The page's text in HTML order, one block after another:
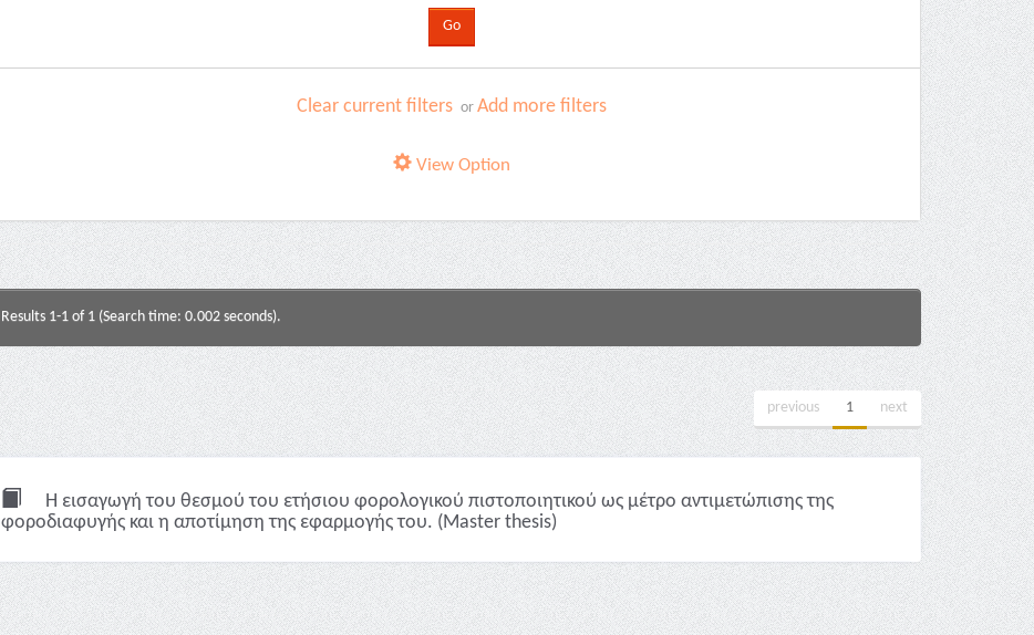
Clear current filters orAdd more filters
View Option
Results 1-1 of 1 (Search time: 0.002 seconds).
previous 1 next
Η εισαγωγή του θεσμού του ετήσιου φορολογικού πιστοποιητικού ως μέτρο αντιμετώπισης της
φοροδιαφυγής και η αποτίμηση της εφαρμογής του. (Master thesis)